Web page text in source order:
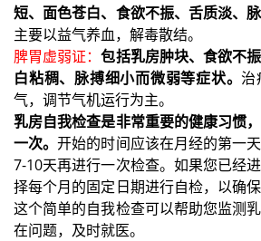
短、面色苍白、食欲不振、舌质淡、
主要以益气养血，解毒散结。
脾胃虚弱证：包括乳房肿块、食欲不
白粘稠、脉搏细小而微弱等症状。 治
气，调节气机运行为主。
乳房自我检查是非常重要的健康习惯
一次。开始的时间应该在月经的第一
7-10天再进行一次检查。如果您已经
择每个月的固定日期进行自检，以确
这个简单的自我检查可以帮助您监测
在问题，及时就医。